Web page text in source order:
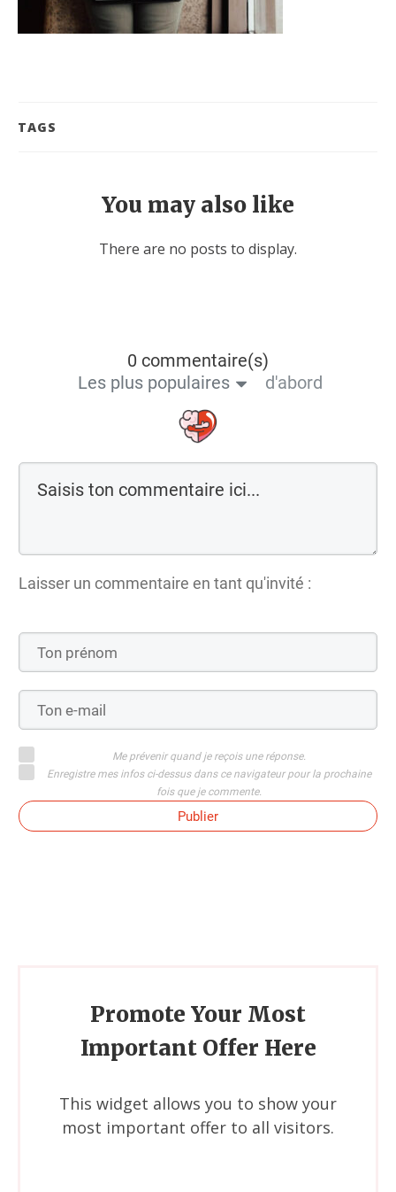
TAGS
You may also like
0 commentaire(s)
Les plus populaires
d'abord
Laisser un commentaire en tant qu'invité :
Me prévenir quand je reçois une réponse.
Enregistre mes infos ci-dessus dans ce navigateur pour la prochaine
fois que je commente.
Publier
Promote Your Most
Important Offer Here
This widget allows you to show your
most important offer to all visitors.